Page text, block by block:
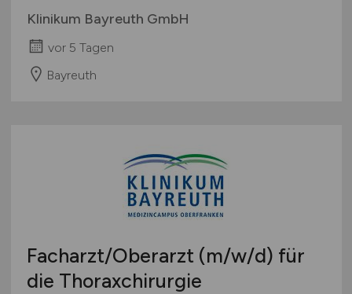
Klinikum Bayreuth GmbH
vor 5 Tagen
Bayreuth
Facharzt/Oberarzt (m/w/d) für
die Thoraxchirurgie